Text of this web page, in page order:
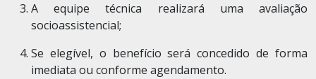
A equipe técnica realizará uma avaliação
socioassistencial;
Se elegível, o benefício será concedido de forma
imediata ou conforme agendamento.